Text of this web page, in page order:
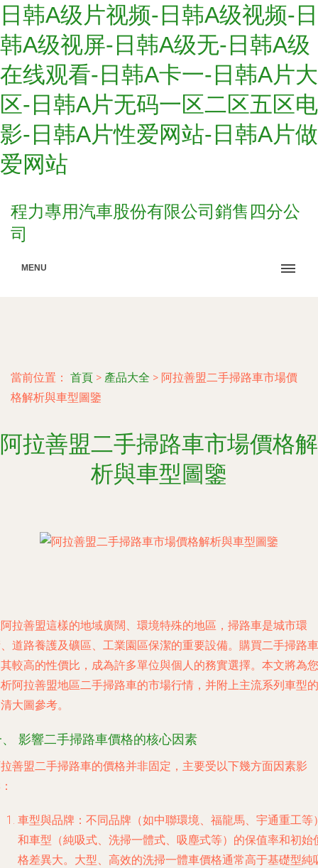
日韩A级片视频-日韩A级视频-日
韩A级视屏-日韩A级无-日韩A级
在线观看-日韩A卡一-日韩A片大
区-日韩A片无码一区二区五区电
影-日韩A片性爱网站-日韩A片做
爱网站
程力專用汽車股份有限公司銷售四分公
司
MENU
當前位置： 首頁 > 產品大全 > 阿拉善盟二手掃路車市場價
格解析與車型圖鑒
阿拉善盟二手掃路車市場價格解
析與車型圖鑒
拉善盟這樣的地域廣闊、環境特殊的地區，掃路車是城市環
、道路養護及礦區、工業園區保潔的重要設備。購買二手掃路車
較高的性價比，成為許多單位與個人的務實選擇。本文將為您
阿拉善盟地區二手掃路車的市場行情，并附上主流系列車型的
大圖參考。
、 影響二手掃路車價格的核心因素
善盟二手掃路車的價格并非固定，主要受以下幾方面因素影
車型與品牌 ：不同品牌（如中聯環境、福龍馬、宇通重工等
和車型（純吸式、洗掃一體式、吸塵式等）的保值率和初始
格差異大。大型、高效的洗掃一體車價格通常高于基礎型純